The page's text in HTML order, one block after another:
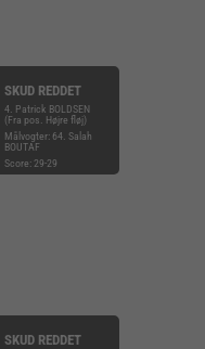
SKUD REDDET
4. Patrick BOLDSEN
(Fra pos. Højre fløj)
Målvogter: 64. Salah
BOUTAF
Score: 29-29
SKUD REDDET